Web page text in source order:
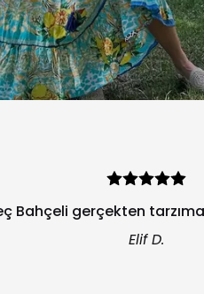
Bahçeli gerçekten
Elif D.